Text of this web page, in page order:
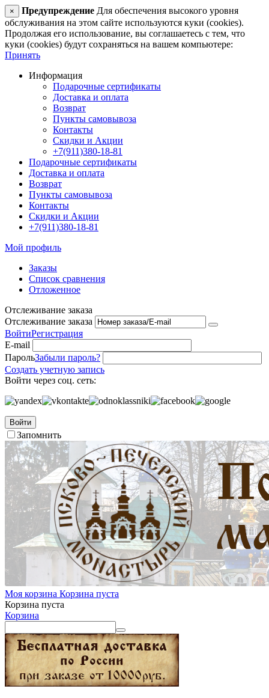
× Предупреждение Для обеспечения высокого уровня
обслуживания на этом сайте используются куки (cookies).
Продолжая его использование, вы соглашаетесь с тем, что
куки (cookies) будут сохраняться на вашем компьютере:
Принять
Информация
Подарочные сертификаты
Доставка и оплата
Возврат
Пункты самовывоза
Контакты
Скидки и Акции
+7(911)380-18-81
Подарочные сертификаты
Доставка и оплата
Возврат
Пункты самовывоза
Контакты
Скидки и Акции
+7(911)380-18-81
Мой профиль
Заказы
Список сравнения
Отложенное
Отслеживание заказа
Отслеживание заказа
ВойтиРегистрация
E-mail
ПарольЗабыли пароль?
Создать учетную запись
Войти через соц. сеть:
Войти
Запомнить
Моя корзина Корзина пуста
Корзина пуста
Корзина